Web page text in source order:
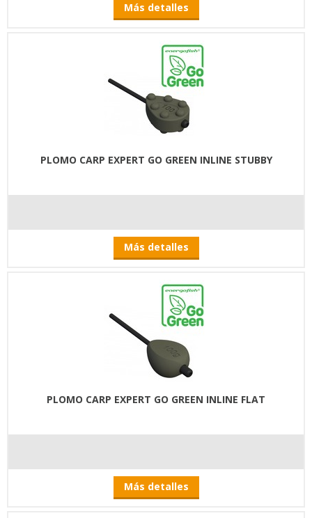
Más detalles
PLOMO CARP EXPERT GO GREEN INLINE STUBBY
Más detalles
PLOMO CARP EXPERT GO GREEN INLINE FLAT
Más detalles